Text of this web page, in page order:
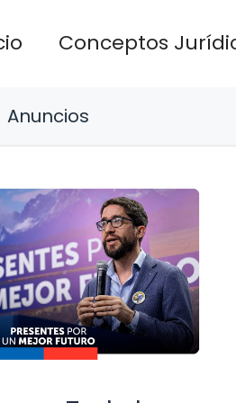
Conceptos
Anuncios